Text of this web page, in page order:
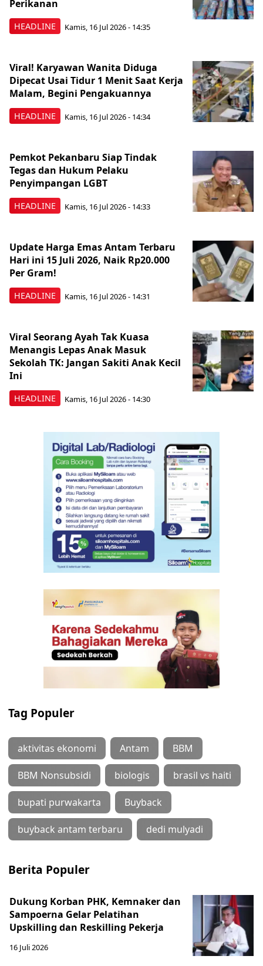
HEADLINE
Perikanan
Kamis, 16 Jul 2026 - 14:35
HEADLINE
Viral! Karyawan Wanita Diduga
Dipecat Usai Tidur 1 Menit Saat Kerja
Malam, Begini Pengakuannya
Kamis, 16 Jul 2026 - 14:34
HEADLINE
Pemkot Pekanbaru Siap Tindak
Tegas dan Hukum Pelaku
Penyimpangan LGBT
Kamis, 16 Jul 2026 - 14:33
HEADLINE
Update Harga Emas Antam Terbaru
Hari ini 15 Juli 2026, Naik Rp20.000
Per Gram!
Kamis, 16 Jul 2026 - 14:31
HEADLINE
Viral Seorang Ayah Tak Kuasa
Menangis Lepas Anak Masuk
Sekolah TK: Jangan Sakiti Anak Kecil
Ini
Kamis, 16 Jul 2026 - 14:30
Tag Populer
aktivitas ekonomi Antam BBM
BBM Nonsubsidi biologis brasil vs haiti
bupati purwakarta Buyback
buyback antam terbaru dedi mulyadi
Berita Populer
Dukung Korban PHK, Kemnaker dan
Sampoerna Gelar Pelatihan
Upskilling dan Reskilling Pekerja
16 Juli 2026